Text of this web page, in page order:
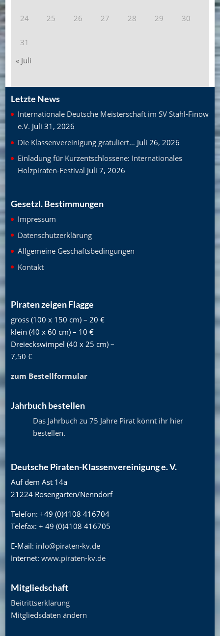
24 25 26 27 28 29 30
31
« Juli
Letzte News
Internationale Deutsche Meisterschaft im SV Stahl-Finow
e.V. Juli 31, 2026
Die Klassenvereinigung gratuliert… Juli 26, 2026
Einladung für Kurzentschlossene: Internationales
Holzpiraten-Festival Juli 7, 2026
Gesetzl. Bestimmungen
Impressum
Datenschutzerklärung
Allgemeine Geschäftsbedingungen
Kontakt
Piraten zeigen Flagge
gross (100 x 150 cm) – 20 €
klein (40 x 60 cm) – 10 €
Dreieckswimpel (40 x 25 cm) –
7,50 €
zum Bestellformular
Jahrbuch bestellen
Das Jahrbuch zu 75 Jahre Pirat könnt ihr hier
bestellen.
Deutsche Piraten-Klassenvereinigung e. V.
Auf dem Ast 14a
21224 Rosengarten/Nenndorf
Telefon: +49 (0)4108 416704
Telefax: + 49 (0)4108 416705
E-Mail: info@piraten-kv.de
Internet: www.piraten-kv.de
Mitgliedschaft
Beitrittserklärung
Mitgliedsdaten ändern